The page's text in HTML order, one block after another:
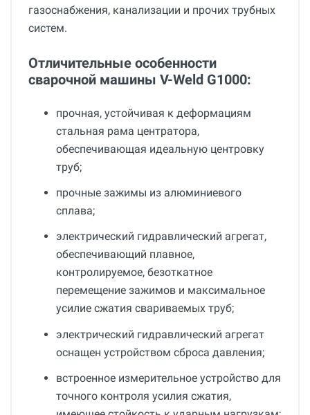
газоснабжения, канализации и прочих трубных
систем.
Отличительные особенности
сварочной машины V-Weld G1000:
прочная, устойчивая к деформациям
стальная рама центратора,
обеспечивающая идеальную центровку
труб;
прочные зажимы из алюминиевого
сплава;
электрический гидравлический агрегат,
обеспечивающий плавное,
контролируемое, безоткатное
перемещение зажимов и максимальное
усилие сжатия свариваемых труб;
электрический гидравлический агрегат
оснащен устройством сброса давления;
встроенное измерительное устройство для
точного контроля усилия сжатия,